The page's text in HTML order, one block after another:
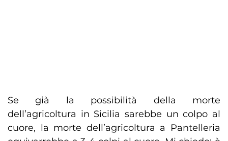
Se già la possibilità della morte
dell’agricoltura in Sicilia sarebbe un colpo al
cuore, la morte dell’agricoltura a Pantelleria